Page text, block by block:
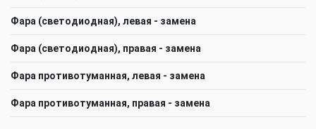
Фара (светодиодная), левая - замена
Фара (светодиодная), правая - замена
Фара противотуманная, левая - замена
Фара противотуманная, правая - замена